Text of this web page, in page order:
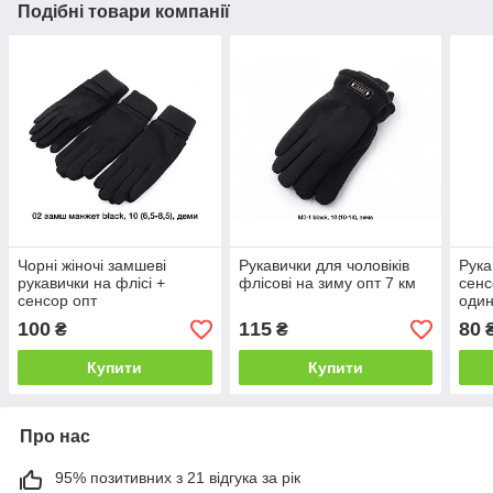
Подібні товари компанії
Чорні жіночі замшеві
рукавички на флісі +
сенсор опт
100 ₴
Купити
Рукавички для чоловіків
флісові на зиму опт 7 км
115₴
Купити
80
Про нас
95% позитивних з 21 відгука за рік